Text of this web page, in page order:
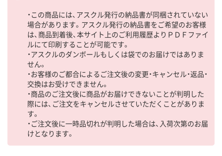
・この商品には、アスクル発行の納品書が同梱されていない
場合があります。アスクル発行の納品書をご希望のお客様
は、商品到着後、本サイト上のご利用履歴よりＰＤＦファイ
ルにて印刷することが可能です。
・アスクルのダンボールもしくは袋でのお届けではありま
せん。
・お客様のご都合によるご注文後の変更・キャンセル・返品・
交換はお受けできません。
・商品のご注文後に商品がお届けできないことが判明した
際には、ご注文をキャンセルさせていただくことがありま
す。
・ご注文後に一時品切れが判明した場合は、入荷次第のお届
けとなります。